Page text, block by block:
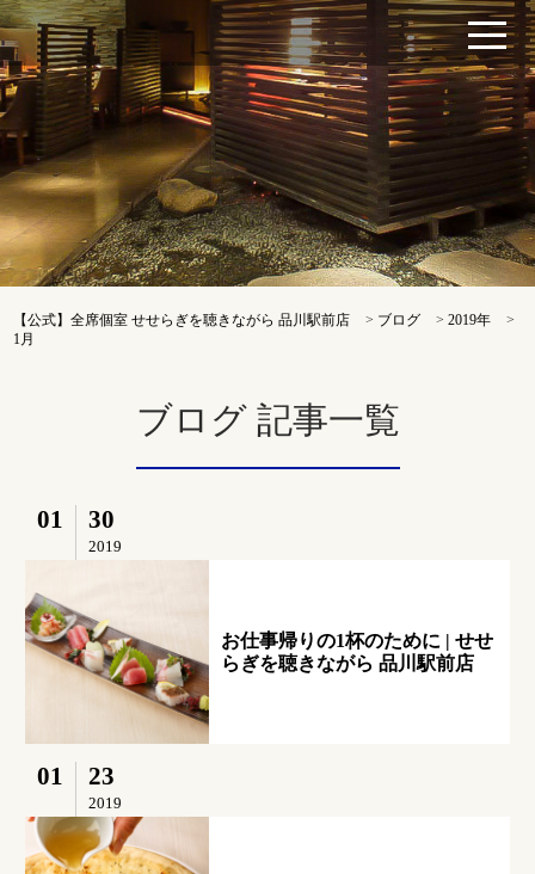
【公式】全席個室 せせらぎを聴きながら 品川駅前店 > ブログ >2019年
>
1月
ブログ 記事一覧
01 30
2019
お仕事帰りの1杯のために | せせ
らぎを聴きながら 品川駅前店
01 23
2019